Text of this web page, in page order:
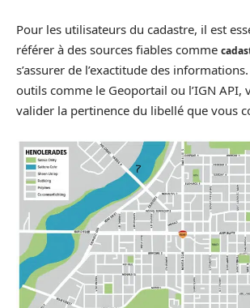
Pour les utilisateurs du cadastre, il est
référer à des sources fiables comme
s’assurer de l’exactitude des
outils comme le Geoportail ou l’IGN API,
valider la pertinence du libellé que vous